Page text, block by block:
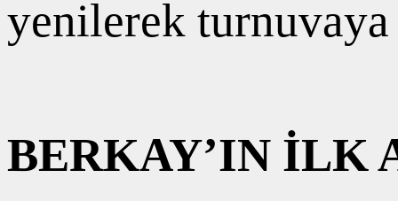
yenilerek
BERKAY’IN İLK